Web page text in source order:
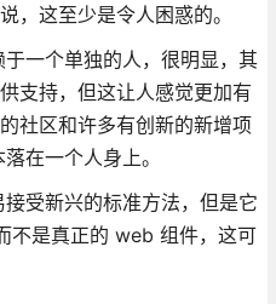
，这至少是令人困惑的。
一个单独的人，很明显，其
支持，但这让人感觉更加有
社区和许多有创新的新增项
在一个人身上。
受新兴的标准方法，但是它
不是真正的 web 组件，这可